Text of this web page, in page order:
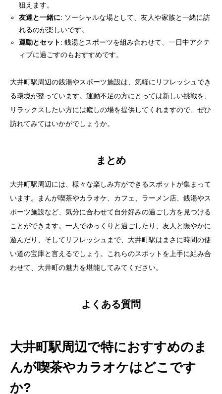
狙えます。
友達と一緒に: ソーシャルな場として、友人や家族と一緒に訪
れるのが楽しいです。
運動とセット: 銭湯とスポーツを組み合わせて、一日中アクテ
ィブに過ごすのもおすすめです。
大井町駅周辺の銭湯やスポーツ施設は、気軽にリフレッシュでき
る環境が整っています。運動不足の方にとっては新しい挑戦を、
リラックスしたい方には癒しの場を提供してくれますので、ぜひ
訪れてみてはいかがでしょうか。
まとめ
大井町駅周辺には、様々な楽しみ方ができるスポットが集まって
います。まんが喫茶やカラオケ、カフェ、ラーメン店、銭湯やス
ポーツ施設など、気分に合わせて自分好みの過ごし方を見つける
ことができます。一人でゆっくりと過ごしたり、友人と賑やかに
遊んだり、そしてリフレッシュまで、大井町駅はまさに時間の使
い道の宝庫と言えるでしょう。これらのスポットを上手に組み合
わせて、大井町の魅力を堪能してみてください。
よくある質問
大井町駅周辺で特におすすめのま
んが喫茶やカラオケはどこです
か?